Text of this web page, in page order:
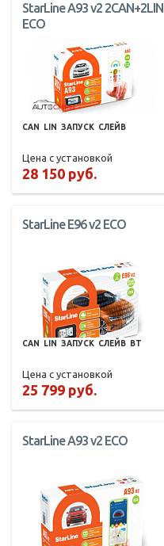
StarLine A93 v2 2CAN+2LIN
ECO
CAN LIN ЗАПУСК СЛЕЙВ
Цена с установкой
28 150 руб.
StarLine E96 v2 ECO
CAN LIN ЗАПУСК СЛЕЙВ BT
Цена с установкой
25 799 руб.
StarLine A93 v2 ECO